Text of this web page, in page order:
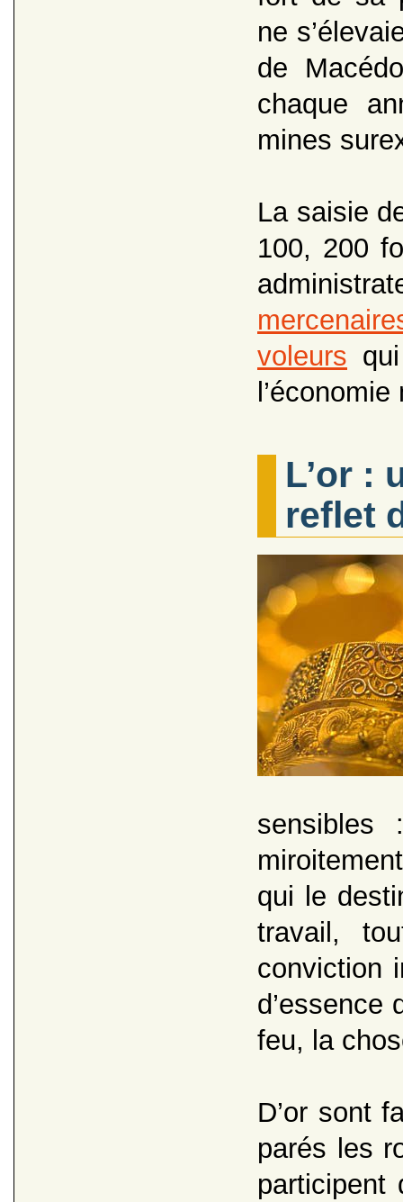
ne
de
chaque
mines
La saisie
100, 200
voleurs
L’or :
reflet
qui le
travail,
conviction
d’essence
feu, la
D’or sont
parés les
participent